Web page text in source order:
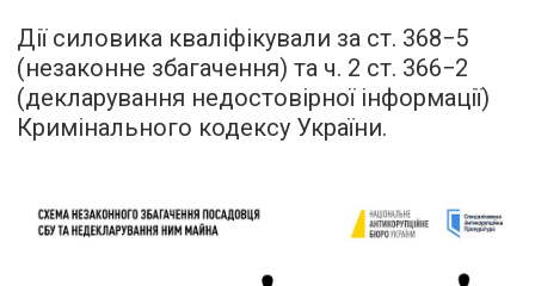
Дії силовика кваліфікували за ст. 368−5
(незаконне збагачення) та ч. 2 ст. 366−2
(декларування недостовірної інформації)
Кримінального кодексу України.